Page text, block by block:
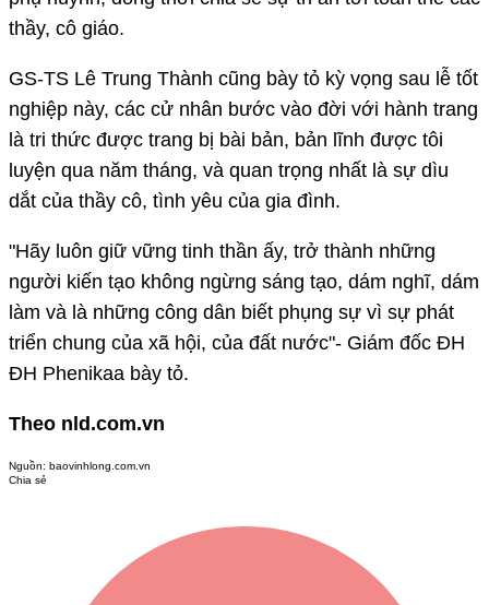
thầy, cô giáo.
GS-TS Lê Trung Thành cũng bày tỏ kỳ vọng sau lễ tốt
nghiệp này, các cử nhân bước vào đời với hành trang
là tri thức được trang bị bài bản, bản lĩnh được tôi
luyện qua năm tháng, và quan trọng nhất là sự dìu
dắt của thầy cô, tình yêu của gia đình.
"Hãy luôn giữ vững tinh thần ấy, trở thành những
người kiến tạo không ngừng sáng tạo, dám nghĩ, dám
làm và là những công dân biết phụng sự vì sự phát
triển chung của xã hội, của đất nước"- Giám đốc ĐH
ĐH Phenikaa bày tỏ.
Theo nld.com.vn
Nguồn: baovinhlong.com.vn
Chia sẻ